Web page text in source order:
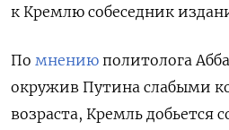
к Кремлю собеседник
По мнению политолога
окружив Путина слабыми
возраста, Кремль добьется